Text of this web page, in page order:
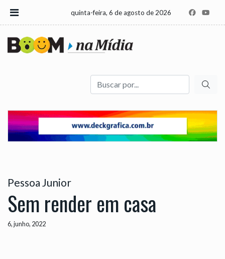
quinta-feira, 6 de agosto de 2026
Buscar
Pessoa Junior
Sem render em casa
6, junho, 2022